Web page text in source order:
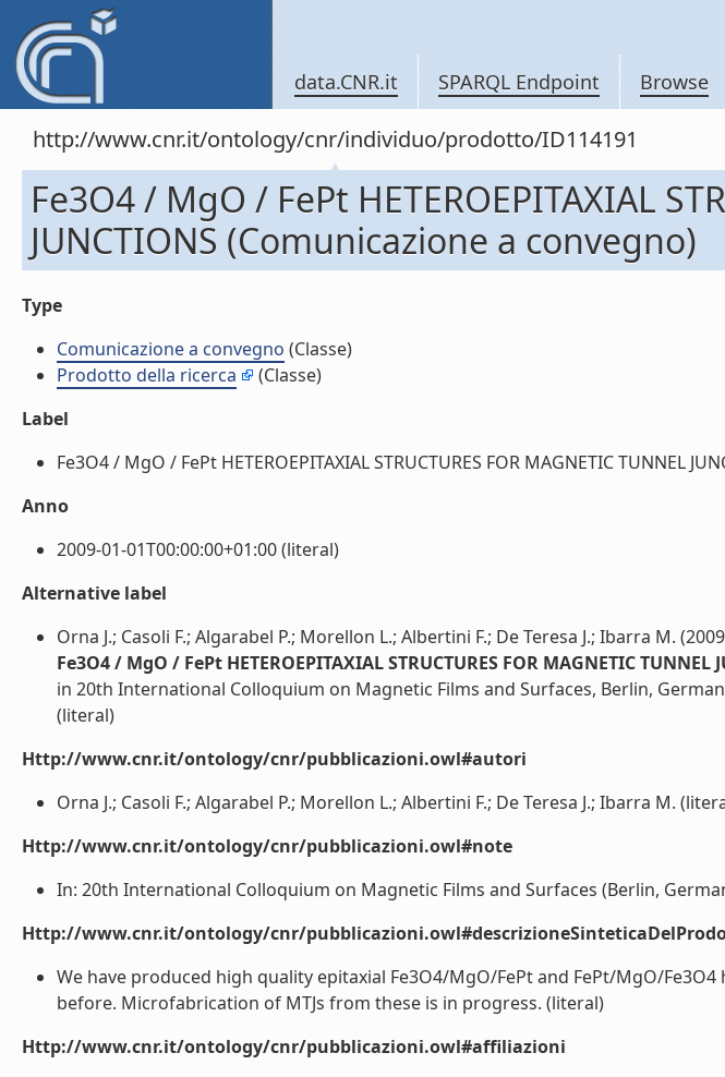
data.CNR.it SPARQL Endpoint Browse
http://www.cnr.it/ontology/cnr/individuo/prodotto/ID114191
Fe3O4 / MgO / FePt HETEROEPITAXIAL
JUNCTIONS (Comunicazione a convegno)
Type
Comunicazione a convegno (Classe)
Prodotto della ricerca
(Classe)
Label
Fe3O4 / MgO / FePt HETEROEPITAXIAL STRUCTURES FOR MAGNETIC TUNNEL
Anno
2009-01-01T00:00:00+01:00 (literal)
Alternative label
Orna J.; Casoli F.; Algarabel P.; Morellon L.; Albertini F.; De Teresa J.; Ibarra M.
Fe3O4 / MgO / FePt HETEROEPITAXIAL STRUCTURES FOR MAGNETIC TUNNEL
in 20th International Colloquium on Magnetic Films and Surfaces, Berlin,
(literal)
Http://www.cnr.it/ontology/cnr/pubblicazioni.owl#autori
Orna J.; Casoli F.; Algarabel P.; Morellon L.; Albertini F.; De Teresa J.; Ibarra M.
Http://www.cnr.it/ontology/cnr/pubblicazioni.owl#note
In: 20th International Colloquium on Magnetic Films and Surfaces (Berlin,
Http://www.cnr.it/ontology/cnr/
We have produced high quality epitaxial Fe3O4/MgO/FePt and FePt/MgO/
before. Microfabrication of MTJs from these is in progress. (literal)
Http://www.cnr.it/ontology/cnr/pubblicazioni.owl#affiliazioni